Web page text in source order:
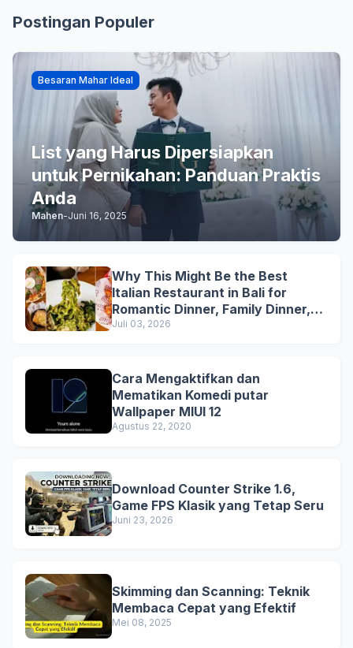
Postingan Populer
Besaran Mahar Ideal
List yang Harus Dipersiapkan
untuk Pernikahan: Panduan Praktis
Anda
Mahen-Juni 16, 2025
Why This Might Be the Best
Italian Restaurant in Bali for
Romantic Dinner, Family Dinner,
and Business Lunch
Juli 03, 2026
Cara Mengaktifkan dan
Mematikan Komedi putar
Wallpaper MIUI 12
Agustus 22, 2020
Download Counter Strike 1.6,
Game FPS Klasik yang Tetap Seru
Juni 23, 2026
Skimming dan Scanning: Teknik
Membaca Cepat yang Efektif
Mei 08, 2025